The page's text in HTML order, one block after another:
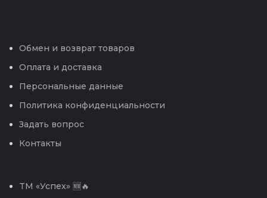
Обмен и возврат товаров
Оплата и доставка
Персональные данные
Политика конфиденциальности
Задать вопрос
Контакты
TM «Успех» 🆕🔥